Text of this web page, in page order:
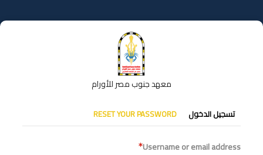
إلى
المحتوى
معهد جنوب مصر للأورام
التبويبات
الأساسية
تسجيل الدخول RESET YOUR PASSWORD
Username or email address